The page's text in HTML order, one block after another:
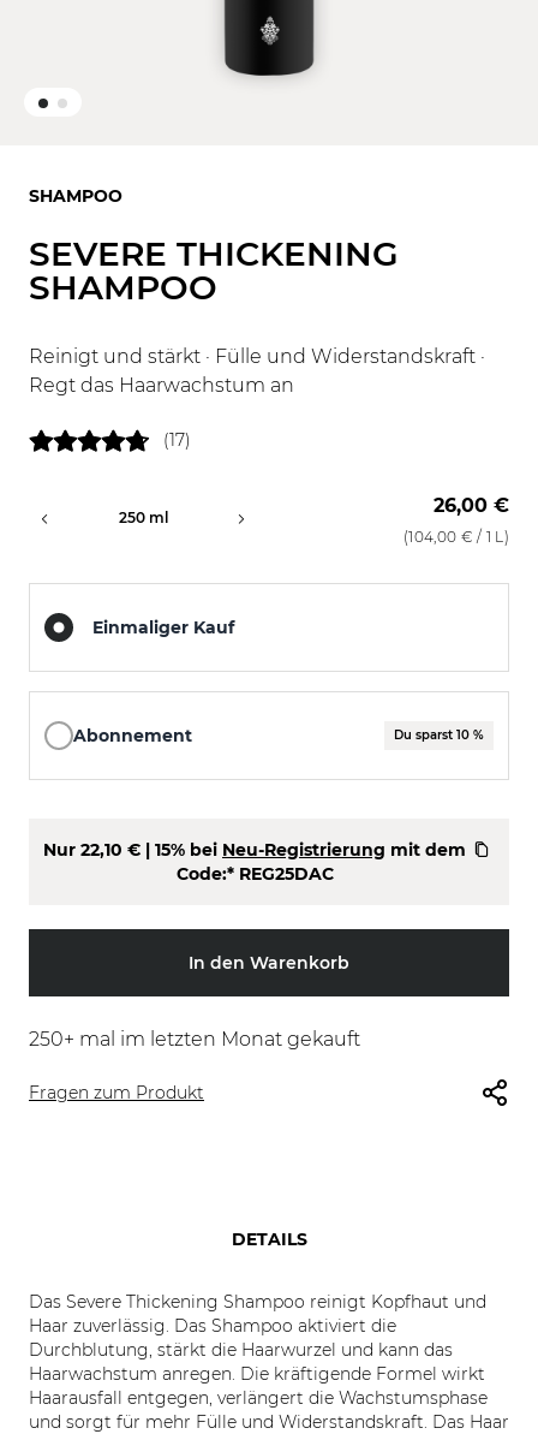
SHAMPOO
SEVERE THICKENING
SHAMPOO
Reinigt und stärkt · Fülle und Widerstandskraft ·
Regt das Haarwachstum an
(17)
250 ml
26,00 €
(104,00 € / 1 L)
Einmaliger Kauf
Abonnement Du sparst 10 %
Nur 22,10 € | 15% bei Neu-Registrierung mit dem
Code:* REG25DAC
In den Warenkorb
250+ mal im letzten Monat gekauft
Fragen zum Produkt
DETAILS
Das Severe Thickening Shampoo reinigt Kopfhaut und
Haar zuverlässig. Das Shampoo aktiviert die
Durchblutung, stärkt die Haarwurzel und kann das
Haarwachstum anregen. Die kräftigende Formel wirkt
Haarausfall entgegen, verlängert die Wachstumsphase
und sorgt für mehr Fülle und Widerstandskraft. Das Haar